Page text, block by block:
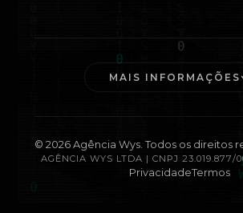
MAIS INFORMAÇÕES
© 2026Agência Wys. Todos os direitos
AGÊNCIA WYS LTDA | CNPJ 23.019.877/
PrivacidadeTermos